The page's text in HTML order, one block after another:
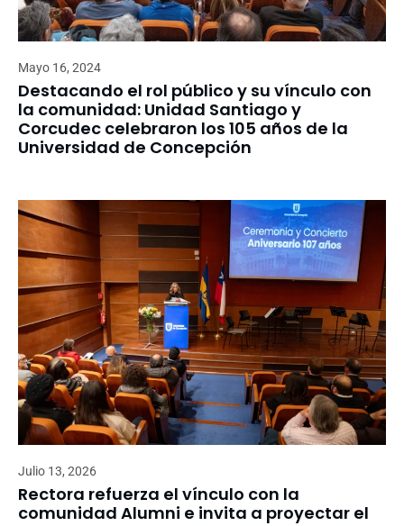
Mayo 16, 2024
Destacando el rol público y su vínculo con
la comunidad: Unidad Santiago y
Corcudec celebraron los 105 años de la
Universidad de Concepción
Julio 13, 2026
Rectora refuerza el vínculo con la
comunidad Alumni e invita a proyectar el